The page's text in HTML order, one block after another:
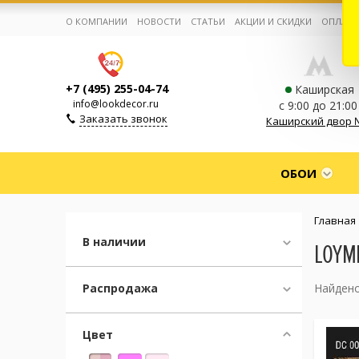
Корзина:0
Избранное:0 товаров
Личный кабинет
О КОМПАНИИ НОВОСТИ СТАТЬИ АКЦИИ И СКИДКИ
+7 (495) 255-04-74
info@lookdecor.ru
Заказать звонок
Каширская
с 9:00 до 21:00
Каширский двор
ОБОИ
В наличии
Распродажа
Цвет
Главная